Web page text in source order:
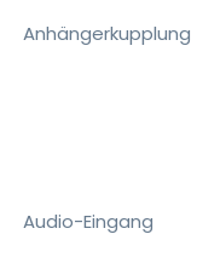
Anhängerkupplung
Audio-Eingang